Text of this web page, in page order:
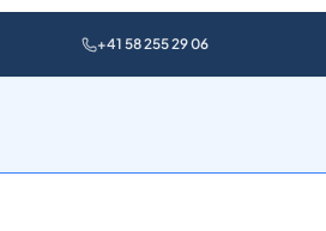
+41 58 255 29 06